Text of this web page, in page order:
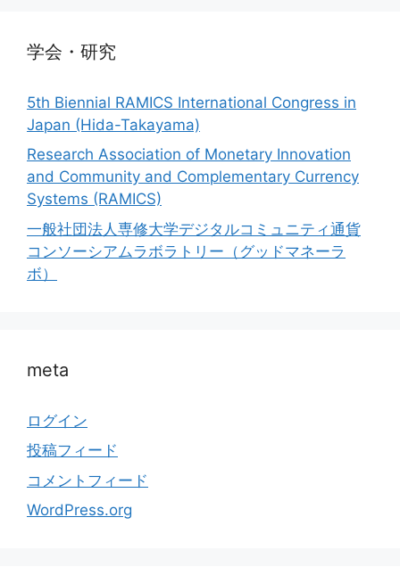
学会・研究
5th Biennial RAMICS International Congress in
Japan (Hida-Takayama)
Research Association of Monetary Innovation
and Community and Complementary Currency
Systems (RAMICS)
一般社団法人専修大学デジタルコミュニティ通貨
コンソーシアムラボラトリー（グッドマネーラ
ボ）
meta
ログイン
投稿フィード
コメントフィード
WordPress.org